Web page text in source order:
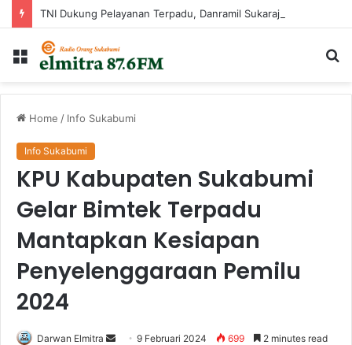
Menu
Home / Info Sukabumi
Info Sukabumi
KPU Kabupaten Sukabumi
Gelar Bimtek Terpadu
Mantapkan Kesiapan
Penyelenggaraan Pemilu
2024
Darwan Elmitra
Send9 Februari 2024 699 2 minutes read